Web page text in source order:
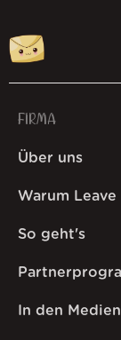
FIRMA
Über uns
Warum Leave
So geht's
In den Medien